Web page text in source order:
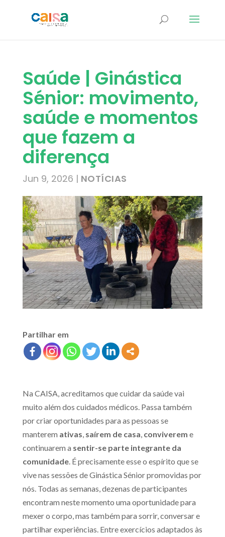
Saúde | Ginástica
Sénior: movimento,
saúde e momentos
que fazem a
diferença
Jun 9, 2026 | NOTÍCIAS
Partilhar em
Na CAISA, acreditamos que cuidar da saúde vai
muito além dos cuidados médicos. Passa também
por criar oportunidades para as pessoas se
manterem ativas, saírem de casa, conviverem e
continuarem a sentir-se parte integrante da
comunidade. É precisamente esse o espírito que se
vive nas sessões de Ginástica Sénior promovidas por
nós. Todas as semanas, dezenas de participantes
encontram neste momento uma oportunidade para
mexer o corpo, mas também para sorrir, conversar e
partilhar experiências. Entre exercícios adaptados às